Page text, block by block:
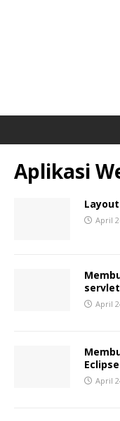
Aplikasi
April
servlet
April
Eclipse
April